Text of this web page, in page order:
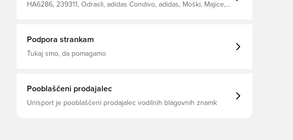
HA6286, 239311, Odrasli, adidas Condivo, adidas, Moški, Majice,
Podpora strankam
Tukaj smo, da pomagamo
Pooblaščeni prodajalec
Unisport je pooblaščeni prodajalec vodilnih blagovnih znamk